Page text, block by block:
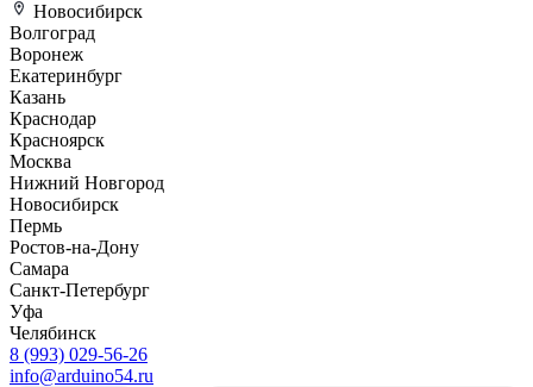
Новосибирск
Волгоград
Воронеж
Екатеринбург
Казань
Краснодар
Красноярск
Москва
Нижний Новгород
Новосибирск
Пермь
Ростов-на-Дону
Самара
Санкт-Петербург
Уфа
Челябинск
8 (993) 029-56-26
info@arduino54.ru